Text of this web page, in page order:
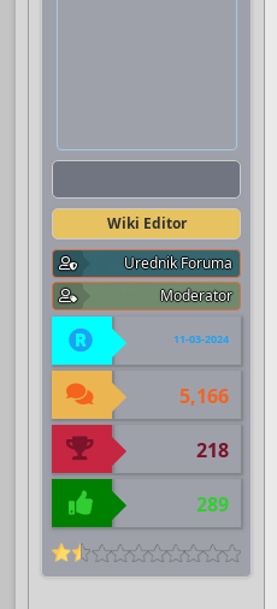
Wiki Editor
Urednik Foruma
Moderator
11-03-2024
5,166
218
289